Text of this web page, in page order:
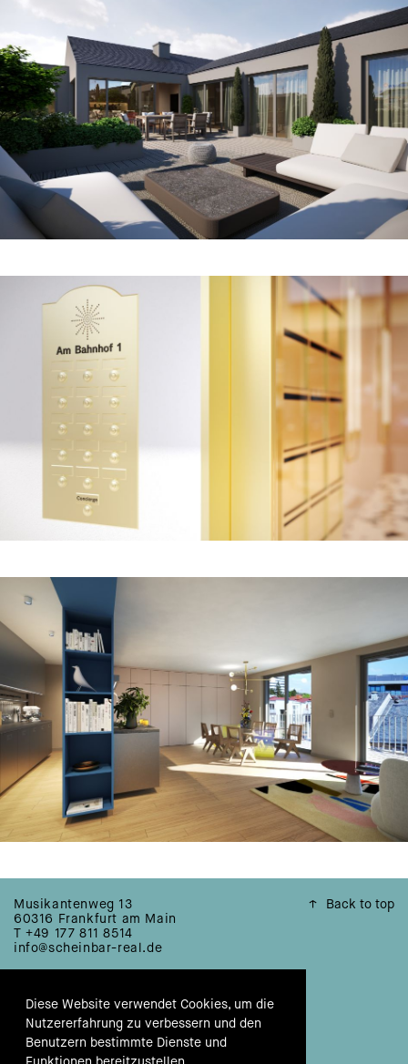
Diese Website verwendet Cookies, um die
Nutzererfahrung zu verbessern und den
Benutzern bestimmte Dienste und
↑ Back to top
Musikantenweg 13
60316 Frankfurt am Main
T +49 177 811 8514
info@scheinbar-real.de
IMPRESSUM
DATENSCHUTZ